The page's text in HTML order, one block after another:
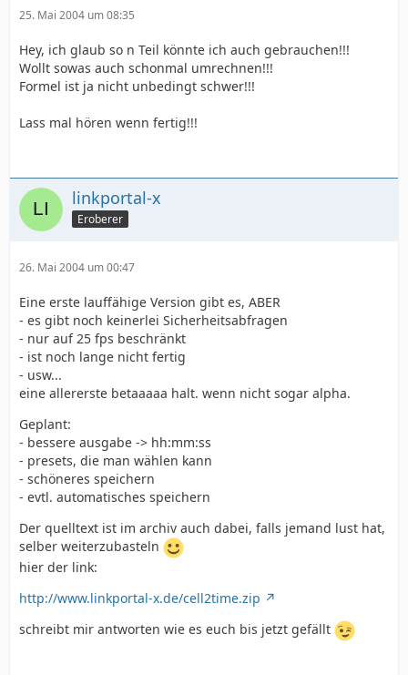
25. Mai 2004 um 08:35
Hey, ich glaub so n Teil könnte ich auch gebrauchen!!!
Wollt sowas auch schonmal umrechnen!!!
Formel ist ja nicht unbedingt schwer!!!
Lass mal hören wenn fertig!!!
linkportal-x
Eroberer
26. Mai 2004 um 00:47
Eine erste lauffähige Version gibt es, ABER
- es gibt noch keinerlei Sicherheitsabfragen
- nur auf 25 fps beschränkt
- ist noch lange nicht fertig
- usw...
eine allererste betaaaaa halt. wenn nicht sogar alpha.
Geplant:
- bessere ausgabe -> hh:mm:ss
- presets, die man wählen kann
- schöneres speichern
- evtl. automatisches speichern
Der quelltext ist im archiv auch dabei, falls jemand lust hat,
selber weiterzubasteln
hier der link:
http://www.linkportal-x.de/cell2time.zip
schreibt mir antworten wie es euch bis jetzt gefällt